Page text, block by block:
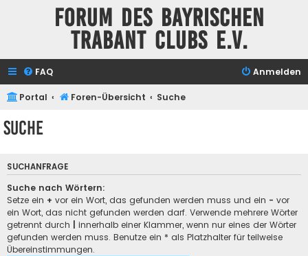
Forum des Bayrischen
Trabant Clubs e.V.
FAQ Anmelden
Portal Foren-Übersicht Suche
Suche
SUCHANFRAGE
Suche nach Wörtern:
Setze ein + vor ein Wort, das gefunden werden muss und ein - vor
ein Wort, das nicht gefunden werden darf. Verwende mehrere Wörter
getrennt durch
innerhalb einer Klammer, wenn nur eines der Wörter
gefunden werden muss. Benutze ein * als Platzhalter für teilweise
Übereinstimmungen.